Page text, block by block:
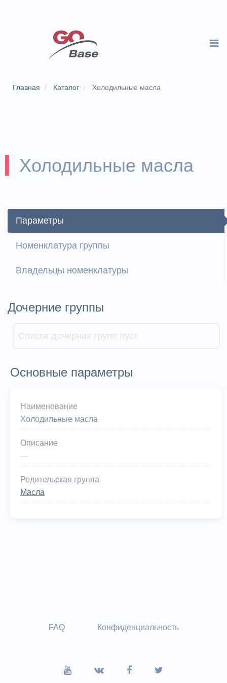
Главная Каталог Холодильные масла
Холодильные масла
Параметры
Номенклатура группы
Владельцы номенклатуры
Дочерние группы
Список дочерних групп пуст
Основные параметры
Наименование
Холодильные масла
Описание
—
Родительская группа
Масла
FAQ Конфиденциальность